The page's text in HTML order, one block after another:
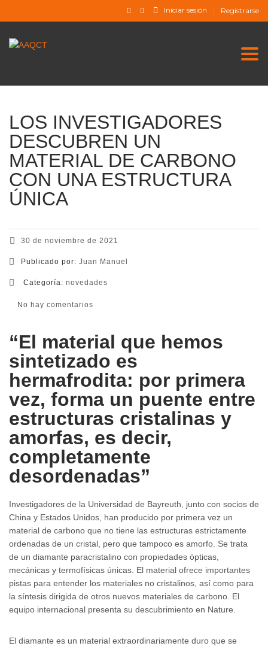
Iniciar sesión Registrarse
LOS INVESTIGADORES
DESCUBREN UN
MATERIAL DE CARBONO
CON UNA ESTRUCTURA
ÚNICA
30 de noviembre de 2021
Publicado por: Juan Manuel
Categoría: novedades
No hay comentarios
“El material que hemos
sintetizado es
hermafrodita: por primera
vez, forma un puente entre
estructuras cristalinas y
amorfas, es decir,
completamente
desordenadas”
Investigadores de la Universidad de Bayreuth, junto con socios de
China y Estados Unidos, han producido por primera vez un
material de carbono que no tiene las estructuras estrictamente
ordenadas de un cristal, pero que tampoco es amorfo. Se trata
de un diamante paracristalino con propiedades ópticas,
mecánicas y termofísicas únicas. El material ofrece importantes
pistas para entender los materiales no cristalinos, así como para
la síntesis dirigida de otros nuevos materiales de carbono. El
equipo internacional presenta su descubrimiento en Nature.
El diamante es un material extraordinariamente duro que se